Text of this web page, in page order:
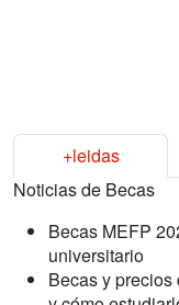
+leidas
Noticias de Becas
Becas MEFP
universitario
Becas y